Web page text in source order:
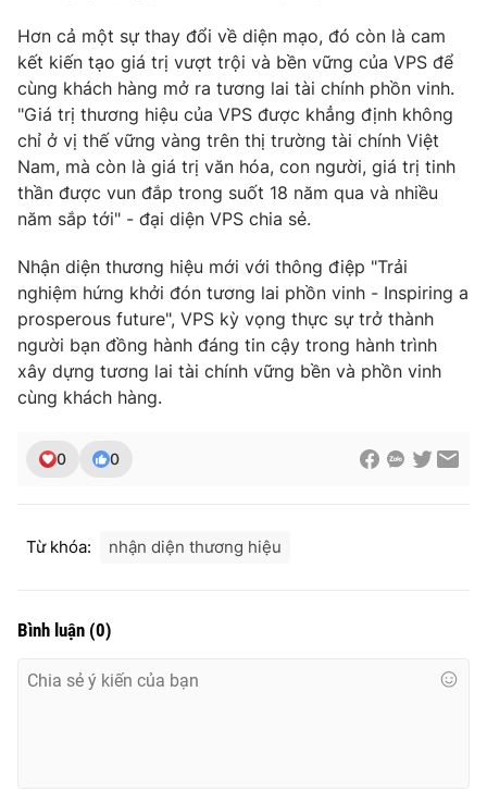
Hơn cả một sự thay đổi về diện mạo, đó còn là cam
kết kiến tạo giá trị vượt trội và bền vững của VPS để
cùng khách hàng mở ra tương lai tài chính phồn vinh.
"Giá trị thương hiệu của VPS được khẳng định không
chỉ ở vị thế vững vàng trên thị trường tài chính Việt
Nam, mà còn là giá trị văn hóa, con người, giá trị tinh
thần được vun đắp trong suốt 18 năm qua và nhiều
năm sắp tới" - đại diện VPS chia sẻ.
Nhận diện thương hiệu mới với thông điệp "Trải
nghiệm hứng khởi đón tương lai phồn vinh - Inspiring a
prosperous future", VPS kỳ vọng thực sự trở thành
người bạn đồng hành đáng tin cậy trong hành trình
xây dựng tương lai tài chính vững bền và phồn vinh
cùng khách hàng.
0 0
Từ khóa: nhận diện thương hiệu
Bình luận (0)